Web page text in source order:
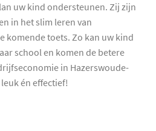
uw kind ondersteunen. Zij zijn
in het slim leren van
komende toets. Zo kan uw kind
school en komen de betere
in Hazerswoude-
én effectief!